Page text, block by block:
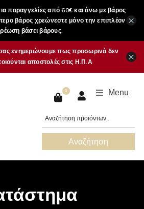
παραγγελίες από 60€ και άνω με βάρος
βάρος χρεώνεστε μόνο την επιπλέον
βάσει βάρους.
×
ενημερώνουμε πως προσωρινά δεν
αποστολές στις Η.Π.Α
×
0 Menu
Αναζήτηση